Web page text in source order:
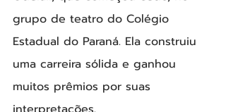
grupo de teatro do Colégio
Estadual do Paraná. Ela construiu
uma carreira sólida e ganhou
muitos prêmios por suas